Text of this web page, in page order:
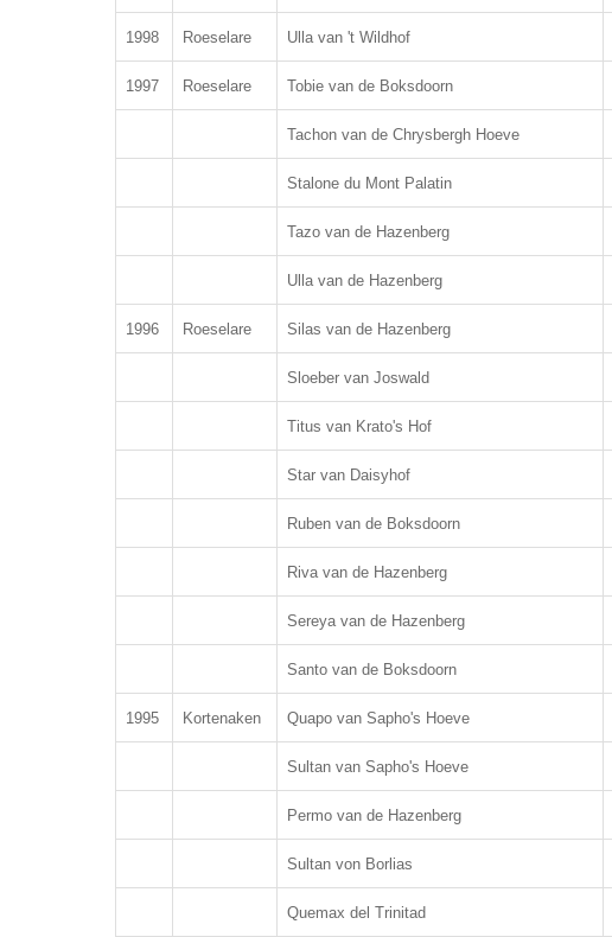
1998 Roeselare Ulla van 't Wildhof
1997 Roeselare Tobie van de Boksdoorn
Tachon van de Chrysbergh Hoeve
Stalone du Mont Palatin
Tazo van de Hazenberg
Ulla van de Hazenberg
1996 Roeselare Silas van de Hazenberg
Sloeber van Joswald
Titus van Krato's Hof
Star van Daisyhof
Ruben van de Boksdoorn
Riva van de Hazenberg
Sereya van de Hazenberg
Santo van de Boksdoorn
1995 Kortenaken Quapo van Sapho's Hoeve
Sultan van Sapho's Hoeve
Permo van de Hazenberg
Sultan von Borlias
Quemax del Trinitad